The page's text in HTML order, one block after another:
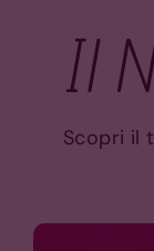
Il
Scopri il